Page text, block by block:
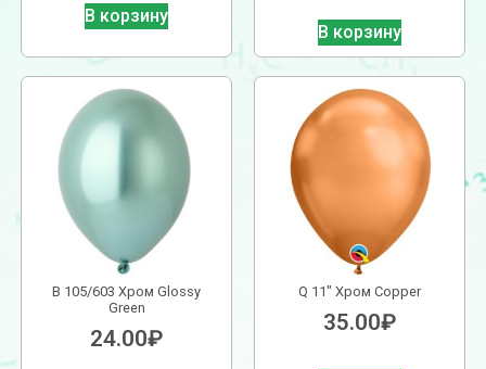
В корзину
В корзину
В 105/603 Хром Glossy
Green
24.00₽
Q 11″ Хром Copper
35.00₽